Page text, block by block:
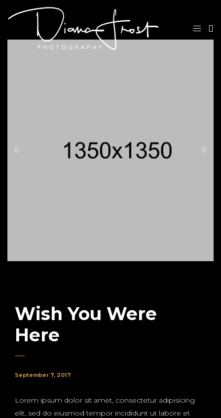
Wish You Were
Here
September 7, 2017
Lorem ipsum dolor sit amet, consectetur adipisicing
elit, sed do eiusmod tempor incididunt ut labore et